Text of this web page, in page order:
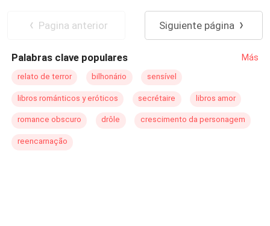
Pagina anterior Siguiente página
Palabras clave populares Más
relato de terror bilhonário sensível
libros románticos y eróticos secrétaire libros amor
romance obscuro drôle crescimento da personagem
reencarnação